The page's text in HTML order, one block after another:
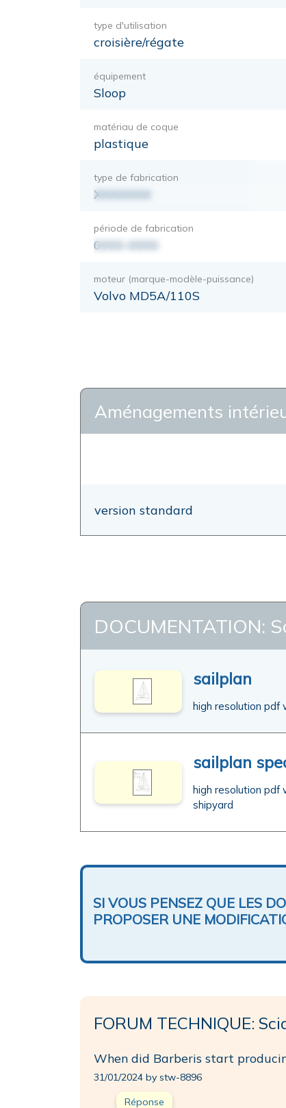
type d'utilisation
croisière/régate
équipement
Sloop
matériau de coque
plastique
type de fabrication
XXXXXXX
période de fabrication
0000-0000
moteur (marque-modèle-puissance)
Volvo MD5A/110S
Aménagements
version standard
DOCUMENTATION:
sailplan
high resolution pdf
sailplan
high resolution pdf
shipyard
SI VOUS PENSEZ QUE LES
PROPOSER UNE
FORUM TECHNIQUE:
When did Barberis start
31/01/2024 by stw-8896
Réponse